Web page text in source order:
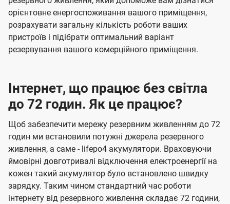
орієнтовне енергоспоживання вашого приміщення,
розрахувати загальну кількість роботи ваших
пристроїв і підібрати оптимальний варіант
резервування вашого комерційного приміщення.
Інтернет, що працює без світла
до 72 годин. Як це працює?
Щоб забезпечити мережу резервним живленням до 72
годин ми встановили потужні джерела резервного
живлення, а саме - lifepo4 акумулятори. Враховуючи
ймовірні довготривалі відключення електроенергії на
кожен такий акумулятор було встановлено швидку
зарядку. Таким чином стандартний час роботи
інтернету від резервного живлення складає 72 години,